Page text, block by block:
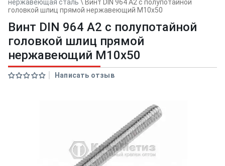
нержавеющая сталь \ Винт DIN 964 А2 с полупотайной
головкой шлиц прямой нержавеющий M10x50
Винт DIN 964 А2 с полупотайной
головкой шлиц прямой
нержавеющий M10x50
Написать отзыв